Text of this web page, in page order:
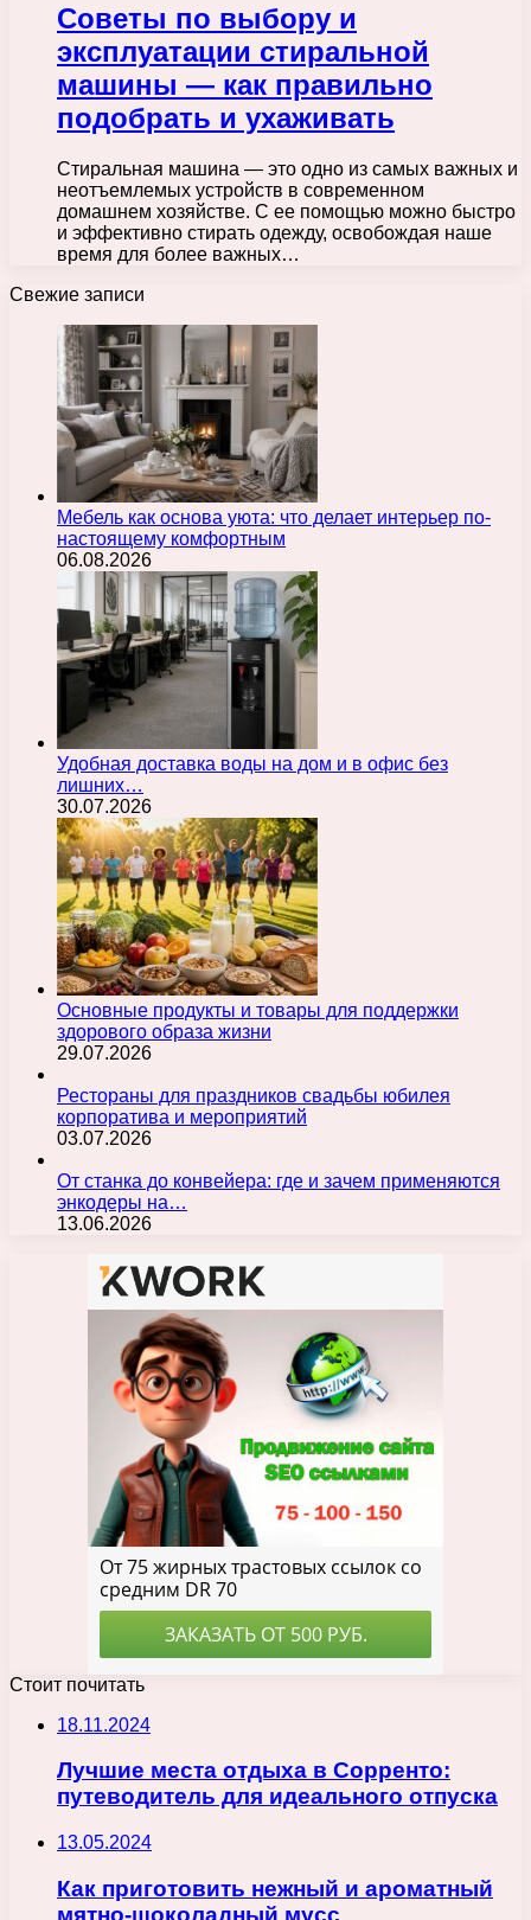
Советы по выбору и
эксплуатации стиральной
машины — как правильно
подобрать и ухаживать
Стиральная машина — это одно из самых важных и
неотъемлемых устройств в современном
домашнем хозяйстве. С ее помощью можно быстро
и эффективно стирать одежду, освобождая наше
время для более важных…
Свежие записи
Мебель как основа уюта: что делает интерьер по-
настоящему комфортным
06.08.2026
Удобная доставка воды на дом и в офис без
лишних…
30.07.2026
Основные продукты и товары для поддержки
здорового образа жизни
29.07.2026
Рестораны для праздников свадьбы юбилея
корпоратива и мероприятий
03.07.2026
От станка до конвейера: где и зачем применяются
энкодеры на…
13.06.2026
Стоит почитать
18.11.2024
Лучшие места отдыха в Сорренто:
путеводитель для идеального отпуска
13.05.2024
Как приготовить нежный и ароматный
мятно-шоколадный мусс